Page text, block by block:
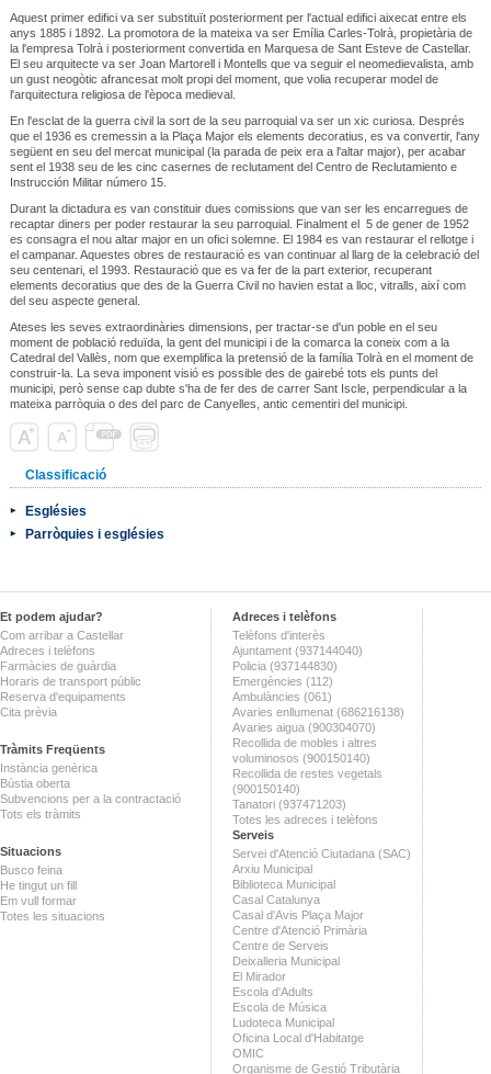
Aquest primer edifici va ser substituït posteriorment per l'actual edifici aixecat entre els
anys 1885 i 1892. La promotora de la mateixa va ser Emília Carles-Tolrà, propietària de
la l'empresa Tolrà i posteriorment convertida en Marquesa de Sant Esteve de Castellar.
El seu arquitecte va ser Joan Martorell i Montells que va seguir el neomedievalista, amb
un gust neogòtic afrancesat molt propi del moment, que volia recuperar model de
l'arquitectura religiosa de l'època medieval.
En l'esclat de la guerra civil la sort de la seu parroquial va ser un xic curiosa. Després
que el 1936 es cremessin a la Plaça Major els elements decoratius, es va convertir, l'any
següent en seu del mercat municipal (la parada de peix era a l'altar major), per acabar
sent el 1938 seu de les cinc casernes de reclutament del Centro de Reclutamiento e
Instrucción Militar número 15.
Durant la dictadura es van constituir dues comissions que van ser les encarregues de
recaptar diners per poder restaurar la seu parroquial. Finalment el 5 de gener de 1952
es consagra el nou altar major en un ofici solemne. El 1984 es van restaurar el rellotge i
el campanar. Aquestes obres de restauració es van continuar al llarg de la celebració del
seu centenari, el 1993. Restauració que es va fer de la part exterior, recuperant
elements decoratius que des de la Guerra Civil no havien estat a lloc, vitralls, així com
del seu aspecte general.
Ateses les seves extraordinàries dimensions, per tractar-se d'un poble en el seu
moment de població reduïda, la gent del municipi i de la comarca la coneix com a la
Catedral del Vallès, nom que exemplifica la pretensió de la família Tolrà en el moment de
construir-la. La seva imponent visió es possible des de gairebé tots els punts del
municipi, però sense cap dubte s'ha de fer des de carrer Sant Iscle, perpendicular a la
mateixa parròquia o des del parc de Canyelles, antic cementiri del municipi.
Classificació
Esglésies
Parròquies i esglésies
Et podem ajudar?
Com arribar a Castellar
Adreces i telèfons
Farmàcies de guàrdia
Horaris de transport públic
Reserva d'equipaments
Cita prèvia
Tràmits Freqüents
Instància genèrica
Bústia oberta
Subvencions per a la contractació
Tots els tràmits
Situacions
Busco feina
He tingut un fill
Em vull formar
Totes les situacions
Adreces i telèfons
Telèfons d'interès
Ajuntament (937144040)
Policia (937144830)
Emergències (112)
Ambulàncies (061)
Avaries enllumenat (686216138)
Avaries aigua (900304070)
Recollida de mobles i altres
voluminosos (900150140)
Recollida de restes vegetals
(900150140)
Tanatori (937471203)
Totes les adreces i telèfons
Serveis
Servei d'Atenció Ciutadana (SAC)
Arxiu Municipal
Biblioteca Municipal
Casal Catalunya
Casal d'Avis Plaça Major
Centre d'Atenció Primària
Centre de Serveis
Deixalleria Municipal
El Mirador
Escola d'Adults
Escola de Música
Ludoteca Municipal
Oficina Local d'Habitatge
OMIC
Organisme de Gestió Tributària